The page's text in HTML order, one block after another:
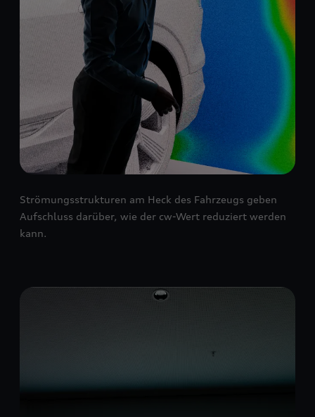
Strömungsstrukturen am Heck des Fahrzeugs geben
Aufschluss darüber, wie der cw-Wert reduziert werden
kann.